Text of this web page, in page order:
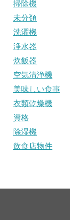
掃除機
未分類
洗濯機
浄水器
炊飯器
空気清浄機
美味しい食事
衣類乾燥機
資格
除湿機
飲食店物件